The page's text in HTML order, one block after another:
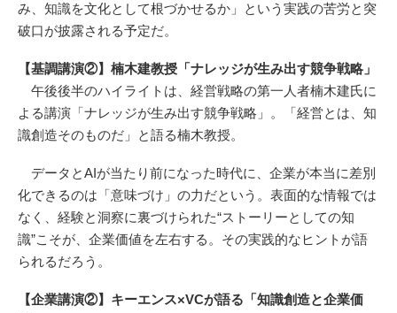
み、知識を文化として根づかせるか」という実践の苦労と突
破口が披露される予定だ。
【基調講演②】楠木建教授「ナレッジが生み出す競争戦略」
午後後半のハイライトは、経営戦略の第一人者楠木建氏に
よる講演「ナレッジが生み出す競争戦略」。「経営とは、知
識創造そのものだ」と語る楠木教授。
データとAIが当たり前になった時代に、企業が本当に差別
化できるのは「意味づけ」の力だという。表面的な情報では
なく、経験と洞察に裏づけられた“ストーリーとしての知
識”こそが、企業価値を左右する。その実践的なヒントが語
られるだろう。
【企業講演②】キーエンス×VCが語る「知識創造と企業価